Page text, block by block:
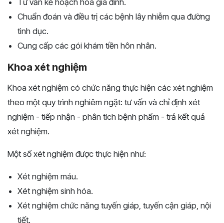
Tư vấn kế hoạch hóa gia đình.
Chuẩn đoán và điều trị các bệnh lây nhiễm qua đường
tình dục.
Cung cấp các gói khám tiền hôn nhân.
Khoa xét nghiệm
Khoa xét nghiệm có chức năng thực hiện các xét nghiệm
theo một quy trình nghiêm ngặt: tư vấn và chỉ định xét
nghiệm - tiếp nhận - phân tích bệnh phẩm - trả kết quả
xét nghiệm.
Một số xét nghiệm được thực hiện như:
Xét nghiệm máu.
Xét nghiệm sinh hóa.
Xét nghiệm chức năng tuyến giáp, tuyến cận giáp, nội
tiết.